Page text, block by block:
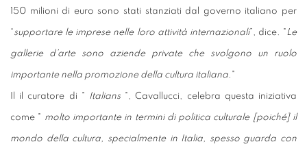
150 milioni di euro sono stati stanziati dal governo italiano per
“supportare le imprese nelle loro attività internazionali”, dice. "Le
gallerie d’arte sono aziende private che svolgono un ruolo
importante nella promozione della cultura italiana."
Il il curatore di " Italians ", Cavallucci, celebra questa iniziativa
come " molto importante in termini di politica culturale [poiché] il
mondo della cultura, specialmente in Italia, spesso guarda con